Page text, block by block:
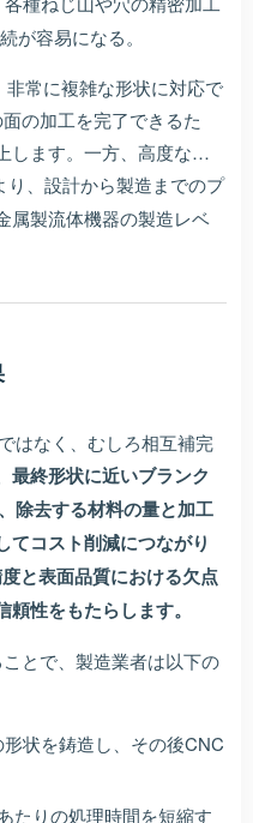
が容易になる。
常に複雑な形状に対応で
の加工を完了できるた
します。一方、高度な…
り、設計から製造までのプ
属製流体機器の製造レベ
はなく、むしろ相互補完
最終形状に近いブランク
除去する材料の量と加工
てコスト削減につながり
と表面品質における欠点
性をもたらします。
とで、製造業者は以下の
状を鋳造し、その後CNC
たりの処理時間を短縮す